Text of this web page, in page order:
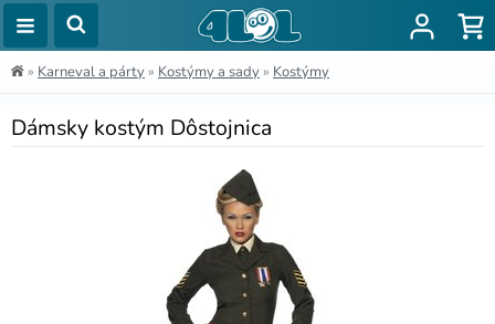
» Karneval a párty » Kostýmy a sady » Kostýmy
Dámsky kostým Dôstojnica